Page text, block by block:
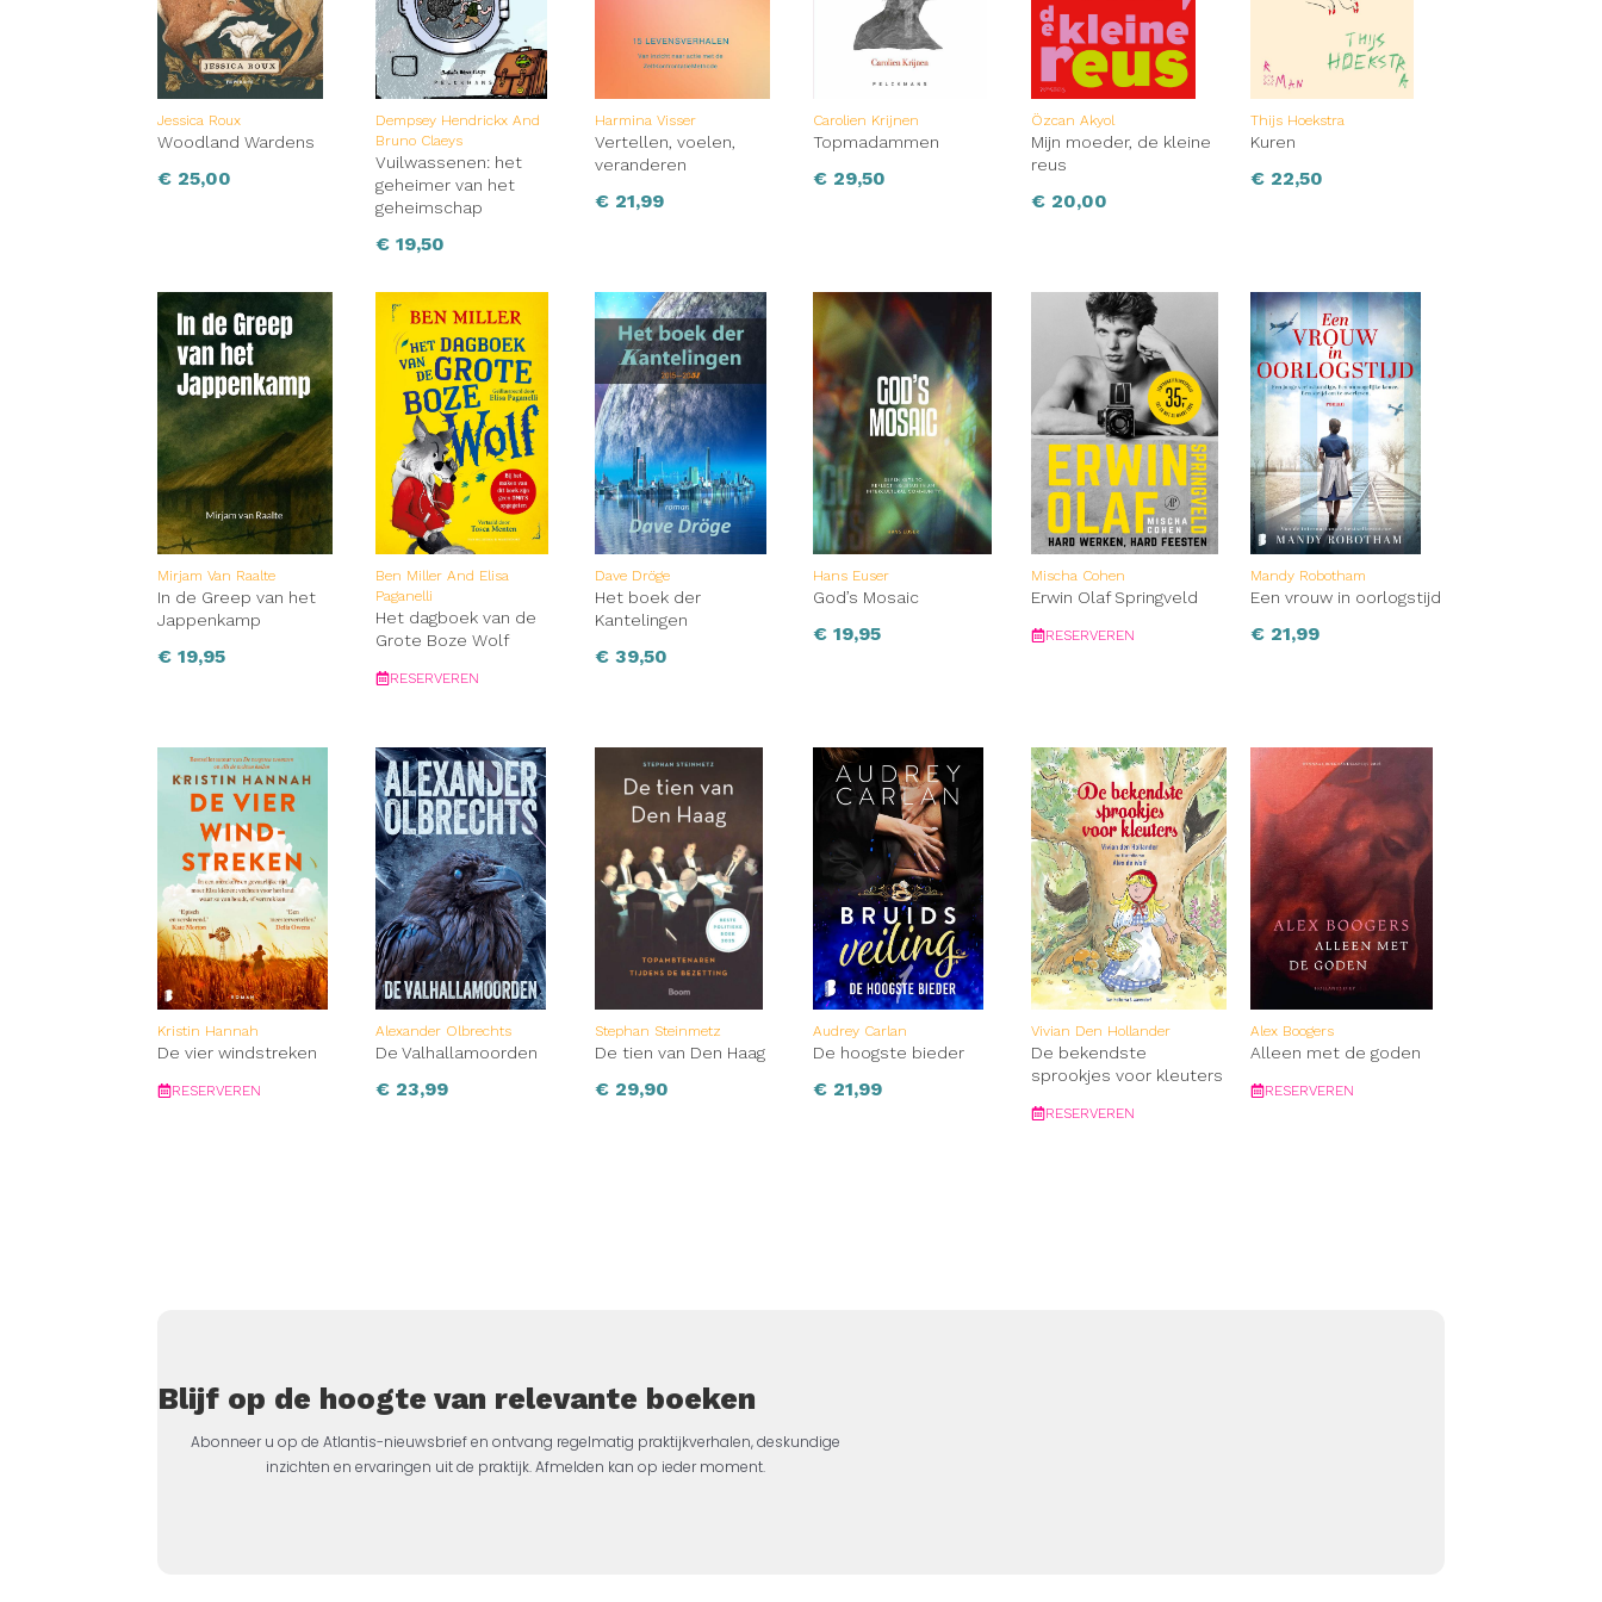
Jessica Roux
Woodland Wardens
€ 25,00
Dempsey Hendrickx And
Bruno Claeys
Vuilwassenen: het
geheimer van het
geheimschap
€ 19,50
Harmina Visser
Vertellen, voelen,
veranderen
€21,99
Carolien Krijnen
Topmadammen
€29,50
Özcan Akyol
Mijn moeder, de kleine
reus
€ 20,00
Thijs Hoekstra
Kuren
€22,50
Mirjam Van Raalte
In de Greep van het
Jappenkamp
€ 19,95
Ben Miller And Elisa
Paganelli
Het dagboek van de
Grote Boze Wolf
RESERVEREN
Dave Dröge
Het boek der
Kantelingen
€39,50
Hans Euser
God’s Mosaic
€19,95
Mischa Cohen
Erwin Olaf Springveld
RESERVEREN
Mandy Robotham
Een vrouw in oorlogstijd
€21,99
Kristin Hannah
De vier windstreken
RESERVEREN
Alexander Olbrechts
De Valhallamoorden
€ 23,99
Stephan Steinmetz
De tien van Den Haag
€29,90
Audrey Carlan
De hoogste bieder
€21,99
Vivian Den Hollander
De bekendste
sprookjes voor kleuters
RESERVEREN
Alex Boogers
Alleen met de goden
RESERVEREN
Blijf op de hoogte van relevante boeken
Abonneer u op de Atlantis-nieuwsbrief en ontvang regelmatig praktijkverhalen, deskundige
inzichten en ervaringen uit de praktijk. Afmelden kan op ieder moment.